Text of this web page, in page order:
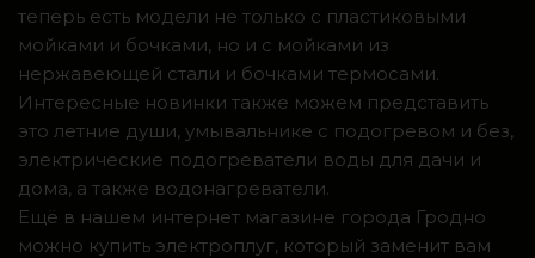
теперь есть модели не только с пластиковыми
мойками и бочками, но и с мойками из
нержавеющей стали и бочками термосами.
Интересные новинки также можем представить
это летние души, умывальнике с подогревом и без,
электрические подогреватели воды для дачи и
дома, а также водонагреватели.
Ещё в нашем интернет магазине города Гродно
можно купить электроплуг, который заменит вам